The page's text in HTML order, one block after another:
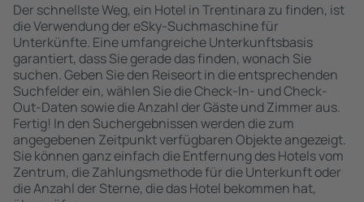
Der schnellste Weg, ein Hotel in Trentinara zu finden, ist
die Verwendung der eSky-Suchmaschine für
Unterkünfte. Eine umfangreiche Unterkunftsbasis
garantiert, dass Sie gerade das finden, wonach Sie
suchen. Geben Sie den Reiseort in die entsprechenden
Suchfelder ein, wählen Sie die Check-In- und Check-
Out-Daten sowie die Anzahl der Gäste und Zimmer aus.
Fertig! In den Suchergebnissen werden die zum
angegebenen Zeitpunkt verfügbaren Objekte angezeigt.
Sie können ganz einfach die Entfernung des Hotels vom
Zentrum, die Zahlungsmethode für die Unterkunft oder
die Anzahl der Sterne, die das Hotel bekommen hat,